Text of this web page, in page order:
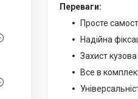
Переваги:
Просте
Надійна
Захист
Все в